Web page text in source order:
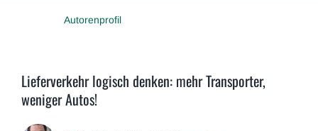
Kommentarrichtlinie
Autorenprofil
Lieferverkehr logisch denken: mehr Transporter,
weniger Autos!